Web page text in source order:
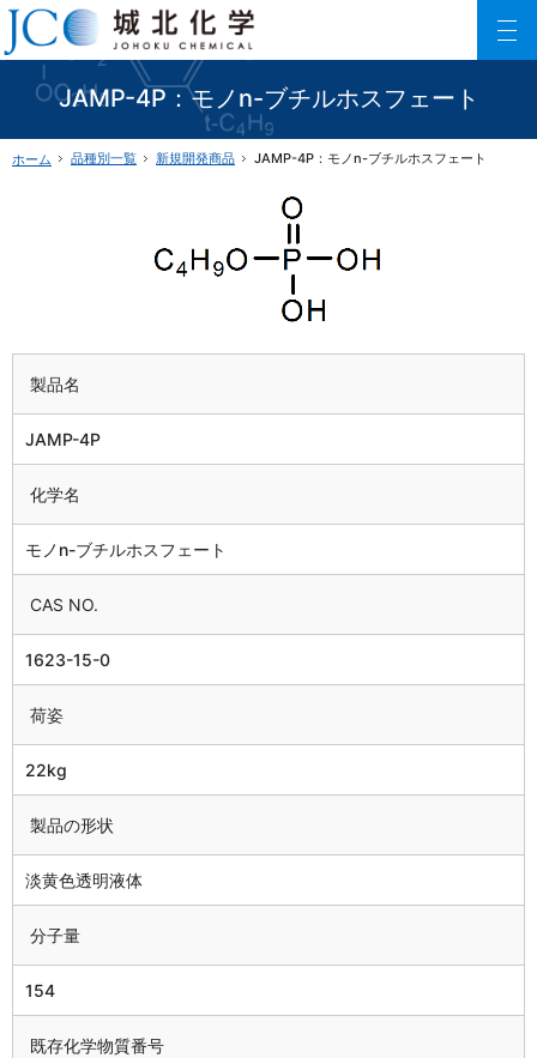
JAMP-4P：モノn-ブチルホスフェート
150以上に及ぶリン酸エステル化合物を利用した製品数でご要望にお応えします。
ファインケミカル製品の専門メーカー 城北化学工業株式会社
ホーム 品種別一覧 新規開発商品 JAMP-4P：モノn-ブチルホスフェート
製品名
JAMP-4P
化学名
モノn-ブチルホスフェート
CAS NO.
1623-15-0
荷姿
22kg
製品の形状
淡黄色透明液体
分子量
154
既存化学物質番号